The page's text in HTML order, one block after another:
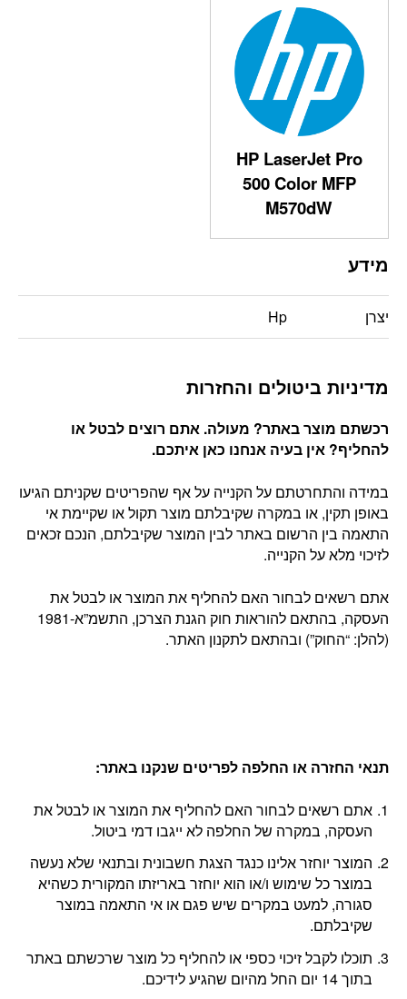
HP LaserJet Pro
500 Color MFP
M570dW
מידע
יצרן Hp
מדיניות ביטולים והחזרות
רכשתם מוצר באתר? מעולה. אתם רוצים לבטל או
להחליף? אין בעיה אנחנו כאן איתכם.
במידה והתחרטתם על הקנייה על אף שהפריטים שקניתם הגיעו
באופן תקין, או במקרה שקיבלתם מוצר תקול או שקיימת אי
התאמה בין הרשום באתר לבין המוצר שקיבלתם, הנכם זכאים
לזיכוי מלא על הקנייה.
אתם רשאים לבחור האם להחליף את המוצר או לבטל את
העסקה, בהתאם להוראות חוק הגנת הצרכן, התשמ”א-1981
(להלן: “החוק”) ובהתאם לתקנון האתר.
תנאי החזרה או החלפה לפריטים שנקנו באתר:
אתם רשאים לבחור האם להחליף את המוצר או לבטל את
העסקה, במקרה של החלפה לא ייגבו דמי ביטול.
המוצר יוחזר אלינו כנגד הצגת חשבונית ובתנאי שלא נעשה
במוצר כל שימוש ו/או הוא יוחזר באריזתו המקורית כשהיא
סגורה, למעט במקרים שיש פגם או אי התאמה במוצר
שקיבלתם.
תוכלו לקבל זיכוי כספי או להחליף כל מוצר שרכשתם באתר
בתוך 14 יום החל מהיום שהגיע לידיכם.